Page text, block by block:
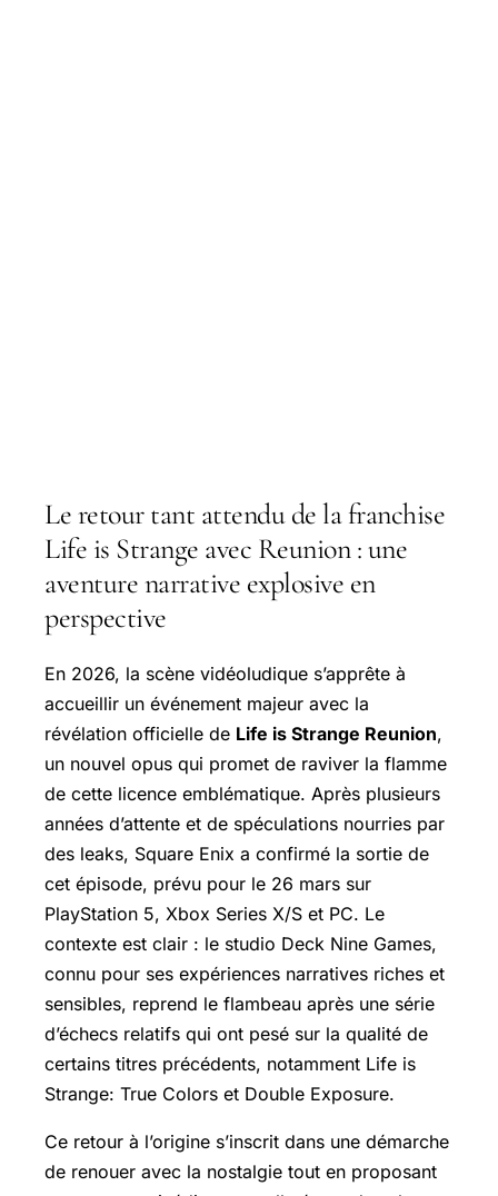
Le retour tant attendu de la franchise
Life is Strange avec Reunion : une
aventure narrative explosive en
perspective
En 2026, la scène vidéoludique s’apprête à
accueillir un événement majeur avec la
révélation officielle de Life is Strange Reunion,
un nouvel opus qui promet de raviver la flamme
de cette licence emblématique. Après plusieurs
années d’attente et de spéculations nourries par
des leaks, Square Enix a confirmé la sortie de
cet épisode, prévu pour le 26 mars sur
PlayStation 5, Xbox Series X/S et PC. Le
contexte est clair : le studio Deck Nine Games,
connu pour ses expériences narratives riches et
sensibles, reprend le flambeau après une série
d’échecs relatifs qui ont pesé sur la qualité de
certains titres précédents, notamment Life is
Strange: True Colors et Double Exposure.
Ce retour à l’origine s’inscrit dans une démarche
de renouer avec la nostalgie tout en proposant